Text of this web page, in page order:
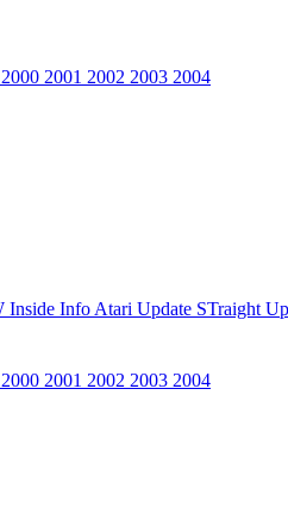
2000 2001 2002 2003 2004
Inside Info Atari Update STraight Up
2000 2001 2002 2003 2004